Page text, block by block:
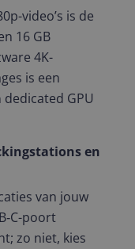
video’s is de
16 GB
4K-
is een
GPU
en
van jouw
poort
zo niet, kies